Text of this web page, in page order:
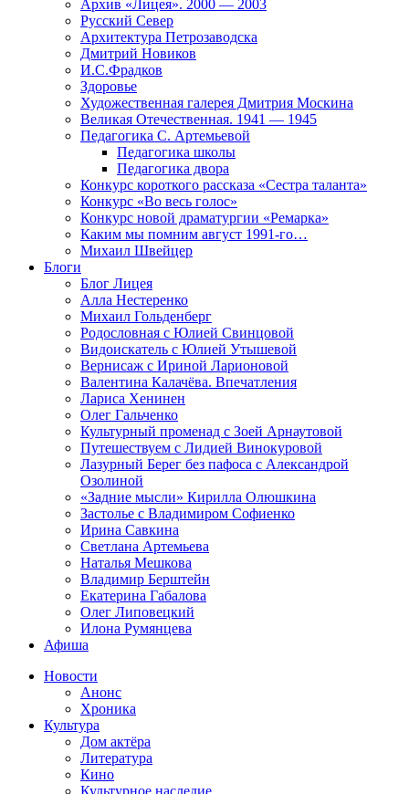
Архив «Лицея». 2000 — 2003
Русский Север
Архитектура Петрозаводска
Дмитрий Новиков
И.С.Фрадков
Здоровье
Художественная галерея Дмитрия Москина
Великая Отечественная. 1941 — 1945
Педагогика С. Артемьевой
Педагогика школы
Педагогика двора
Конкурс короткого рассказа «Сестра таланта»
Конкурс «Во весь голос»
Конкурс новой драматургии «Ремарка»
Каким мы помним август 1991-го…
Михаил Швейцер
Блоги
Блог Лицея
Алла Нестеренко
Михаил Гольденберг
Родословная с Юлией Свинцовой
Видоискатель с Юлией Утышевой
Вернисаж с Ириной Ларионовой
Валентина Калачёва. Впечатления
Лариса Хенинен
Олег Гальченко
Культурный променад с Зоей Арнаутовой
Путешествуем с Лидией Винокуровой
Лазурный Берег без пафоса с Александрой
Озолиной
«Задние мысли» Кирилла Олюшкина
Застолье с Владимиром Софиенко
Ирина Савкина
Светлана Артемьева
Наталья Мешкова
Владимир Берштейн
Екатерина Габалова
Олег Липовецкий
Илона Румянцева
Афиша
Новости
Анонс
Хроника
Культура
Дом актёра
Литература
Кино